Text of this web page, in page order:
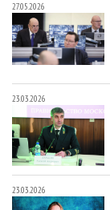
27.05.2026
23.03.2026
23.03.2026